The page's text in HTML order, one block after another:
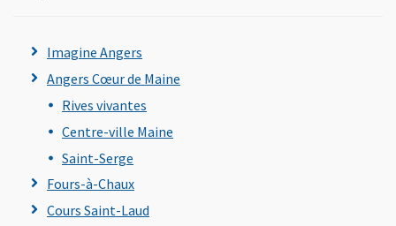
Imagine Angers
Angers Cœur de Maine
Rives vivantes
Centre-ville Maine
Saint-Serge
Fours-à-Chaux
Cours Saint-Laud